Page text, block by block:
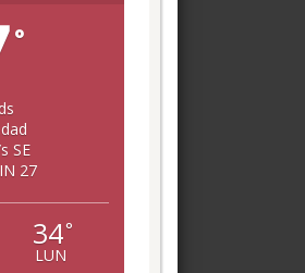
°
SE
27
34°
LUN